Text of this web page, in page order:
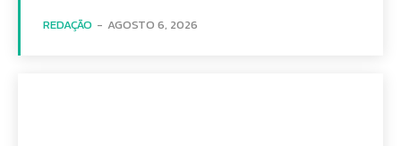
REDAÇÃO - AGOSTO 6, 2026